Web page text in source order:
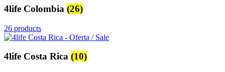
4life Colombia (26)
26 products
4life Costa Rica (10)